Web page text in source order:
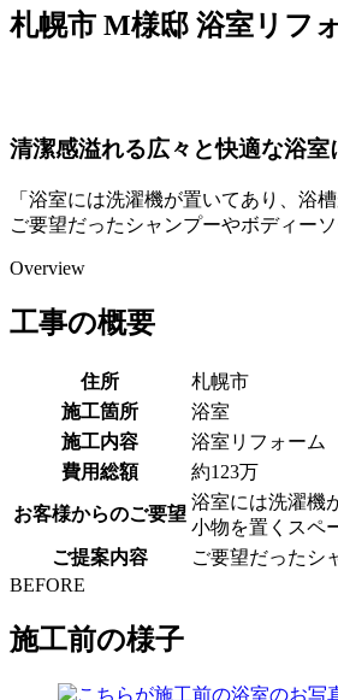
札幌市 M様邸 浴室リフ
清潔感溢れる広々と快適な浴室
「浴室には洗濯機が置いてあり、浴
ご要望だったシャンプーやボディー
Overview
工事の概要
住所
札幌市
施工箇所
浴室
施工内容
浴室リフォーム
費用総額
約123万
お客様からのご要望
浴室には洗濯機
小物を置くスペ
ご提案内容
ご要望だったシ
BEFORE
施工前の様子